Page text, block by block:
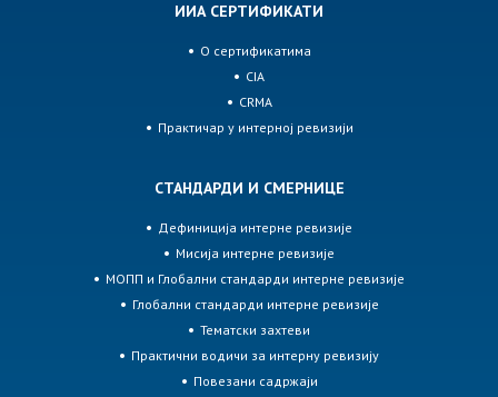
ИИА СЕРТИФИКАТИ
О сертификатима
CIA
CRMA
Практичар у интерној ревизији
СТАНДАРДИ И СМЕРНИЦЕ
Дефиниција интерне ревизије
Мисија интерне ревизије
МОПП и Глобални стандарди интерне ревизије
Глобални стандарди интерне ревизије
Тематски захтеви
Практични водичи за интерну ревизију
Повезани садржаји